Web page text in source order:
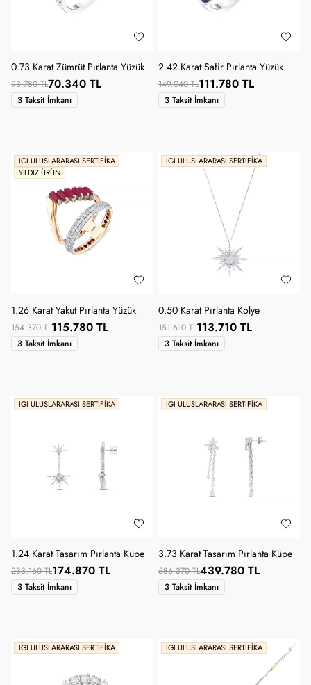
0.73 Karat Zümrüt Pırlanta Yüzük
93.780 TL70.340 TL
3 Taksit İmkanı
2.42 Karat Safir Pırlanta Yüzük
149.040 TL111.780 TL
3 Taksit İmkanı
IGI ULUSLARARASI SERTIFIKA
YILDIZ ÜRÜN
1.26 Karat Yakut Pırlanta Yüzük
154.370 TL115.780 TL
3 Taksit İmkanı
IGI ULUSLARARASI SERTIFIKA
0.50 Karat Pırlanta Kolye
151.610 TL113.710 TL
3 Taksit İmkanı
IGI ULUSLARARASI SERTIFIKA
1.24 Karat Tasarım Pırlanta Küpe
233.160 TL174.870 TL
3 Taksit İmkanı
IGI ULUSLARARASI SERTIFIKA
3.73 Karat Tasarım Pırlanta Küpe
586.370 TL439.780 TL
3 Taksit İmkanı
IGI ULUSLARARASI SERTIFIKA IGI ULUSLARARASI SERTIFIKA